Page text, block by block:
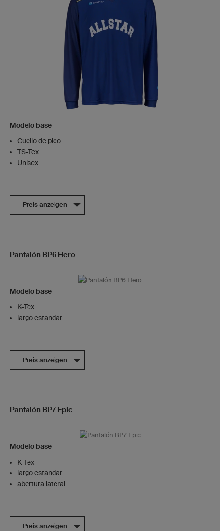
Modelo base
Cuello de pico
TS-Tex
Unisex
Preis anzeigen
Pantalón BP6 Hero
Modelo base
K-Tex
largo estandar
Preis anzeigen
Pantalón BP7 Epic
Modelo base
K-Tex
largo estandar
abertura lateral
Preis anzeigen